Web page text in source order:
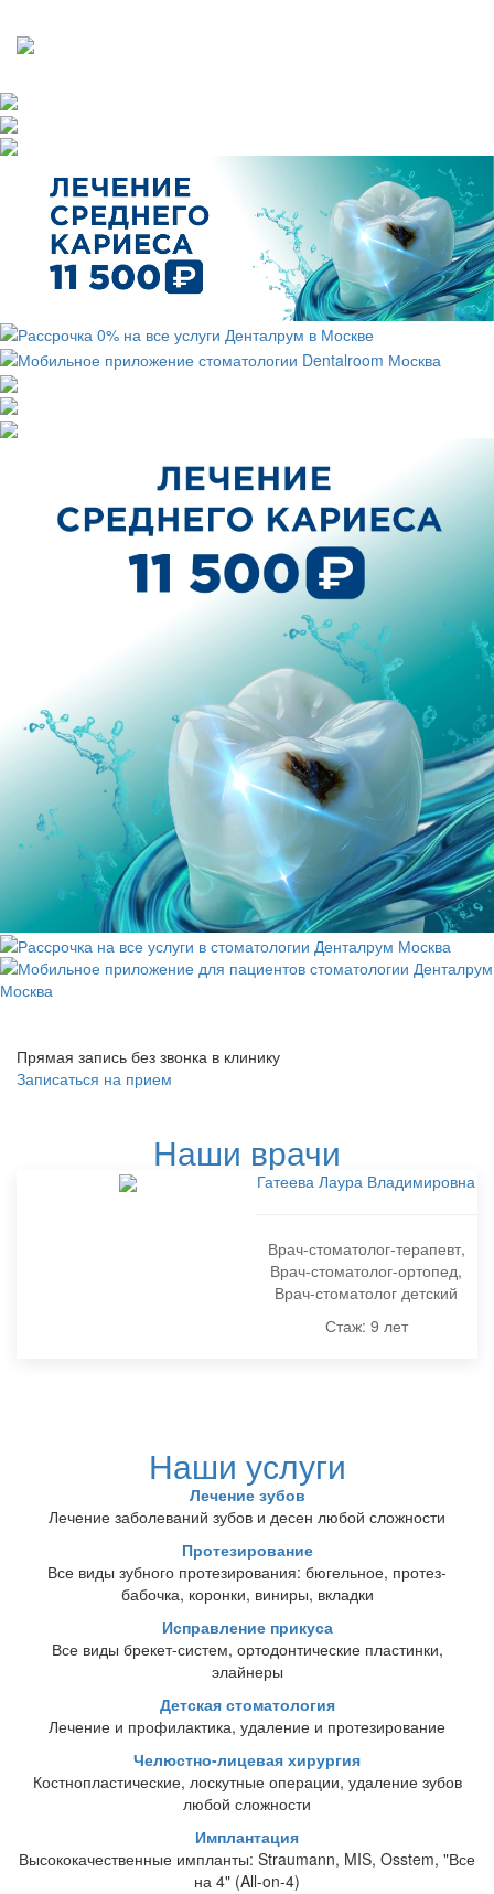
Прямая запись без звонка в клинику
Записаться на прием
Наши врачи
Гатеева Лаура Владимировна
Врач-стоматолог-терапевт,
Врач-стоматолог-ортопед,
Врач-стоматолог детский
Стаж: 9 лет
Наши услуги
Лечение зубов
Лечение заболеваний зубов и десен любой сложности
Протезирование
Все виды зубного протезирования: бюгельное, протез-
бабочка, коронки, виниры, вкладки
Исправление прикуса
Все виды брекет-систем, ортодонтические пластинки,
элайнеры
Детская стоматология
Лечение и профилактика, удаление и протезирование
Челюстно-лицевая хирургия
Костнопластические, лоскутные операции, удаление зубов
любой сложности
Имплантация
Высококачественные импланты: Straumann, MIS, Osstem, "Все
на 4" (All-on-4)